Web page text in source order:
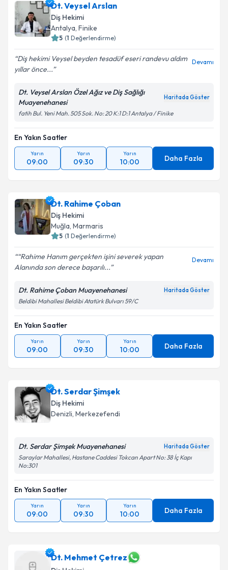
E-posta Adresiniz
Kişisel verilerimin işlenmesine ilişkinAydınlatma
Metni
Takvim Talebini Gönder
Dt. Veysel Arslan
Diş Hekimi
Antalya, Finike
5 (1 Değerlendirme)
Diş hekimi Veysel beyden tesadüf eseri randevu aldım
yıllar önce...
Devamı
Dt. Veysel Arslan Özel Ağız ve Diş Sağlığı
Muayenehanesi
Haritada Göster
fatih Bul. Yeni Mah. 505 Sok. No: 20 K:1 D:1 Antalya / Finike
En Yakın Saatler
Yarın
09:00
Yarın
09:30
Yarın
10:00 Daha Fazla
Dt. Rahime Çoban
Diş Hekimi
Muğla, Marmaris
5 (1 Değerlendirme)
“Rahime Hanım gerçekten işini severek yapan
Alanında son derece başarılı...
Devamı
Dt. Rahime Çoban Muayenehanesi Haritada Göster
Beldibi Mahallesi Beldibi Atatürk Bulvarı 59/C
En Yakın Saatler
Yarın
09:00
Yarın
09:30
Yarın
10:00 Daha Fazla
Dt. Serdar Şimşek
Diş Hekimi
Denizli, Merkezefendi
Dt. Serdar Şimşek Muayenehanesi Haritada Göster
Saraylar Mahallesi, Hastane Caddesi Tokcan Apart No: 38 İç Kapı
No:301
En Yakın Saatler
Yarın
09:00
Yarın
09:30
Yarın
10:00 Daha Fazla
Dt. Mehmet Çetrez